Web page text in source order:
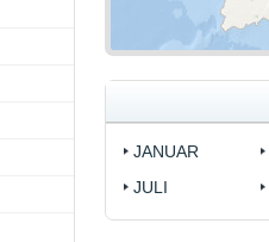
JANUAR
JULI